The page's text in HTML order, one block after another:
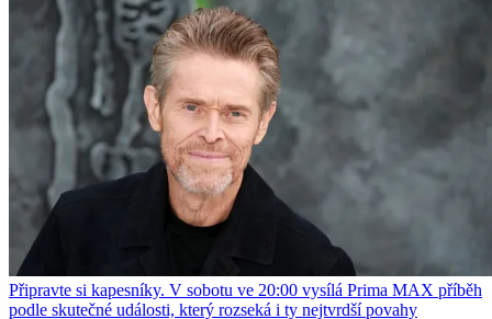
Připravte si kapesníky. V sobotu ve 20:00 vysílá Prima MAX příběh
podle skutečné události, který rozseká i ty nejtvrdší povahy